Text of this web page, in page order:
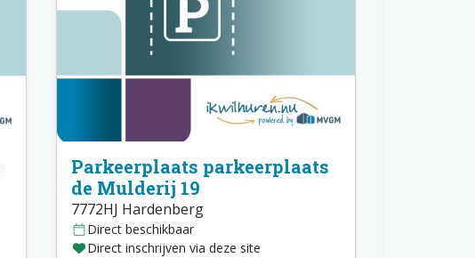
Parkeerplaats parkeerplaats
de Mulderij 19
7772HJ Hardenberg
Direct beschikbaar
Direct inschrijven via deze site